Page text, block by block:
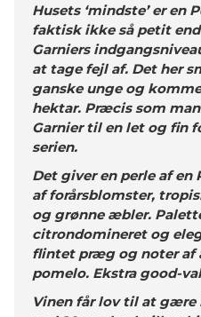
Husets ‘mindste’ er en
faktisk ikke så petit
Garniers
at tage fejl af. Det her
ganske unge og
hektar. Præcis som
Garnier til en let og fin
serien.
Det giver en perle af
af forårsblomster,
og grønne æbler.
citrondomineret og
flintet præg og noter af
pomelo. Ekstra good-
Vinen får lov til at gære